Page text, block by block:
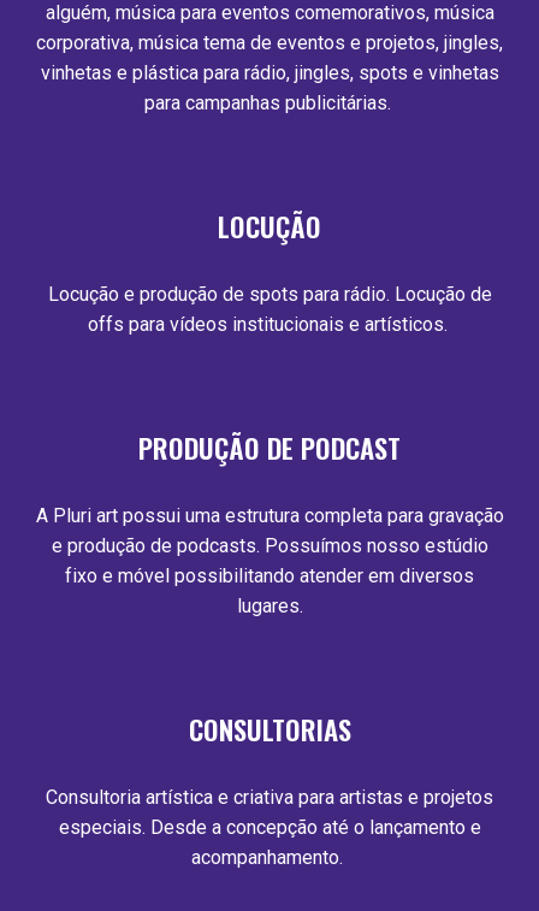
alguém, música para eventos comemorativos, música
corporativa, música tema de eventos e projetos, jingles,
vinhetas e plástica para rádio, jingles, spots e vinhetas
para campanhas publicitárias.
LOCUÇÃO
Locução e produção de spots para rádio. Locução de
offs para vídeos institucionais e artísticos.
PRODUÇÃO DE PODCAST
A Pluri art possui uma estrutura completa para gravação
e produção de podcasts. Possuímos nosso estúdio
fixo e móvel possibilitando atender em diversos
lugares.
CONSULTORIAS
Consultoria artística e criativa para artistas e projetos
especiais. Desde a concepção até o lançamento e
acompanhamento.